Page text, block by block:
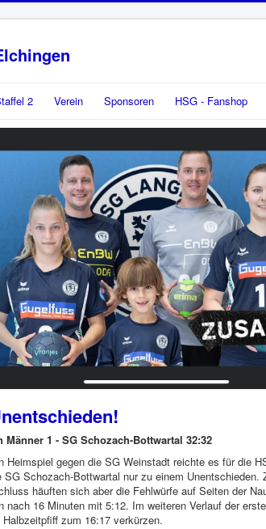
2 Verein Sponsoren HSG - Fanshop
1 - SG Schozach-Bottwartal 32:32
Heimspiel gegen die SG Weinstadt reichte es für die
Schozach-Bottwartal nur zu einem Unentschieden.
häuften sich aber die Fehlwürfe auf Seiten der
nach 16 Minuten mit 5:12. Im weiteren Verlauf der
zum 16:17 verkürzen.